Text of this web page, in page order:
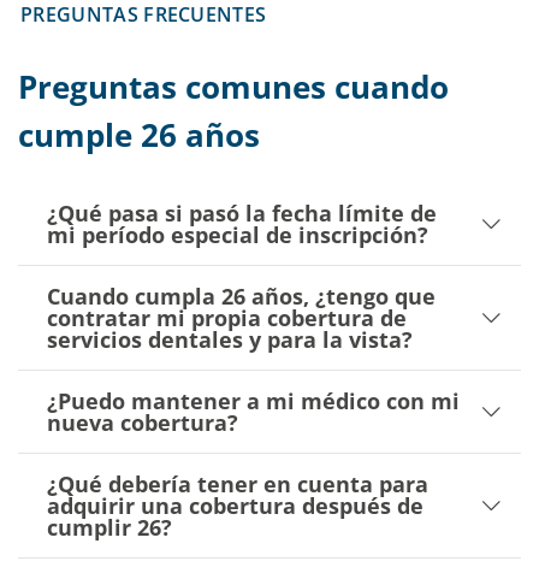
PREGUNTAS FRECUENTES
Preguntas comunes cuando
cumple 26 años
¿Qué pasa si pasó la fecha límite de
mi período especial de inscripción?
Cuando cumpla 26 años, ¿tengo que
contratar mi propia cobertura de
servicios dentales y para la vista?
¿Puedo mantener a mi médico con mi
nueva cobertura?
¿Qué debería tener en cuenta para
adquirir una cobertura después de
cumplir 26?